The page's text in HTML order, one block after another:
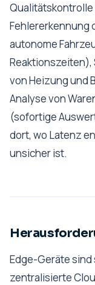
Fehlererkennung
autonome
Reaktionszeiten),
von Heizung und
Analyse von
(sofortige
dort, wo Latenz
unsicher ist.
Edge-Geräte
zentralisierte